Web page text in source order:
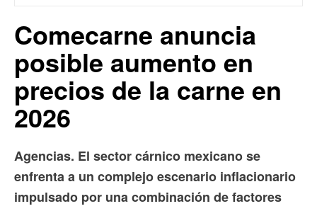
Comecarne anuncia
posible aumento en
precios de la carne en
2026
Agencias. El sector cárnico mexicano se
enfrenta a un complejo escenario inflacionario
impulsado por una combinación de factores